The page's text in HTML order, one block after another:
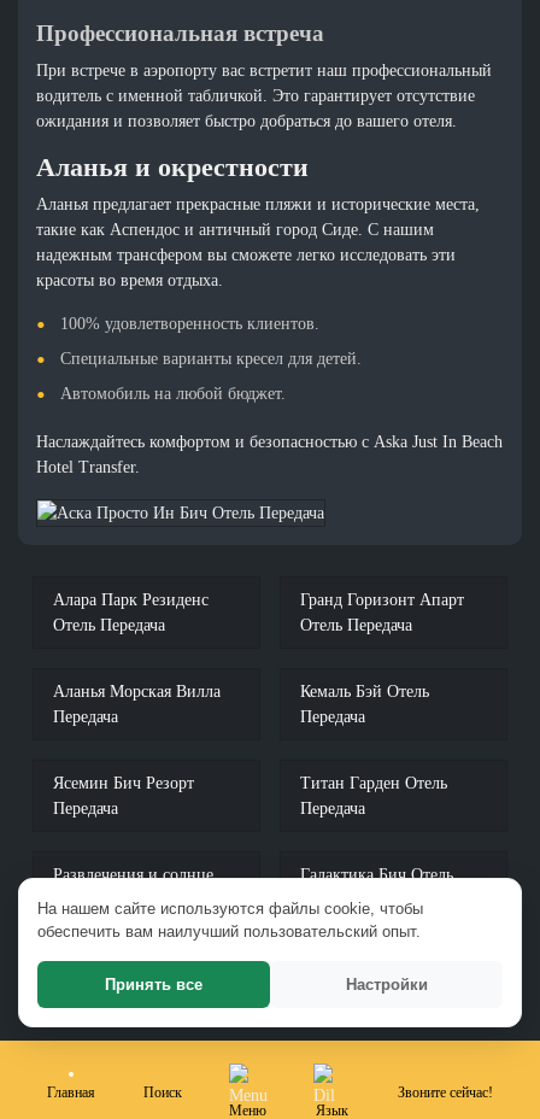
На нашем сайте используются файлы cookie, чтобы
обеспечить вам наилучший пользовательский опыт.
Принять все Настройки
Профессиональная встреча
При встрече в аэропорту вас встретит наш профессиональный
водитель с именной табличкой. Это гарантирует отсутствие
ожидания и позволяет быстро добраться до вашего отеля.
Аланья и окрестности
Аланья предлагает прекрасные пляжи и исторические места,
такие как Аспендос и античный город Сиде. С нашим
надежным трансфером вы сможете легко исследовать эти
красоты во время отдыха.
100% удовлетворенность клиентов.
Специальные варианты кресел для детей.
Автомобиль на любой бюджет.
Наслаждайтесь комфортом и безопасностью с Aska Just In Beach
Hotel Transfer.
Алара Парк Резиденс
Отель Передача
Гранд Горизонт Апарт
Отель Передача
Аланья Морская Вилла
Передача
Кемаль Бэй Отель
Передача
Ясемин Бич Резорт
Передача
Титан Гарден Отель
Передача
Развлечения и солнце
Пляж Миароза Инжекум
Передача
Галактика Бич Отель
Передача
Главная
Поиск
Меню
Язык
Звоните сейчас!